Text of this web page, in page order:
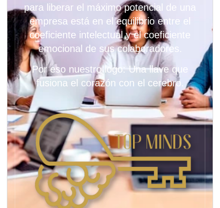
para liberar el máximo potencial de una
empresa está en el equilibrio entre el
coeficiente intelectual y el coeficiente
emocional de sus colaboradores.
Por eso nuestro logo: Una llave que
fusiona el corazón con el cerebro.